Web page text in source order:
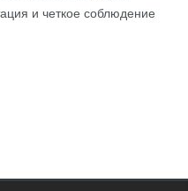
и четкое соблюдение